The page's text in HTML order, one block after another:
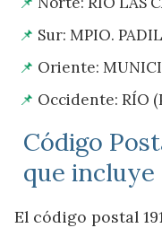
Sur: MPIO.
Oriente:
Occidente: RÍO
Código
que incluye
El código postal